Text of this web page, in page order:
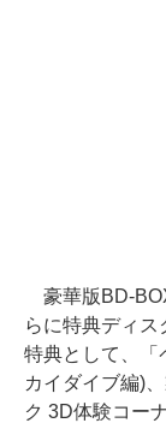
豪華版BD-
らに特典ディ
特典として、「
カイダイブ編)
ク 3D体験コー